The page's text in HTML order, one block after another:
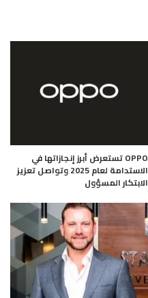
OPPO تستعرض أبرز إنجازاتها في
الاستدامة لعام 2025 وتواصل تعزيز
الابتكار المسؤول